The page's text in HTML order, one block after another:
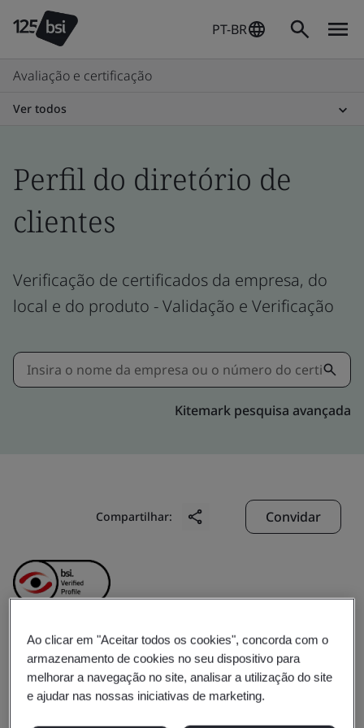
PT-BR
Avaliação e certificação
Ver todos
Perfil do diretório de
clientes
Verificação de certificados da empresa, do
local e do produto - Validação e Verificação
Kitemark pesquisa avançada
Compartilhar: Convidar
Hong Kong
Telecommunications
Ao clicar em "Aceitar todos os cookies", concorda com o
armazenamento de cookies no seu dispositivo para
melhorar a navegação no site, analisar a utilização do site
e ajudar nas nossas iniciativas de marketing.